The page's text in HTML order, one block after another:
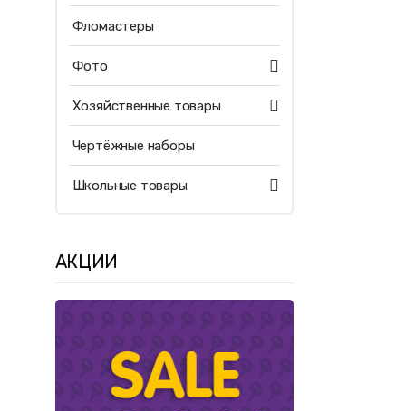
Фломастеры
Фото
Хозяйственные товары
Чертёжные наборы
Школьные товары
АКЦИИ